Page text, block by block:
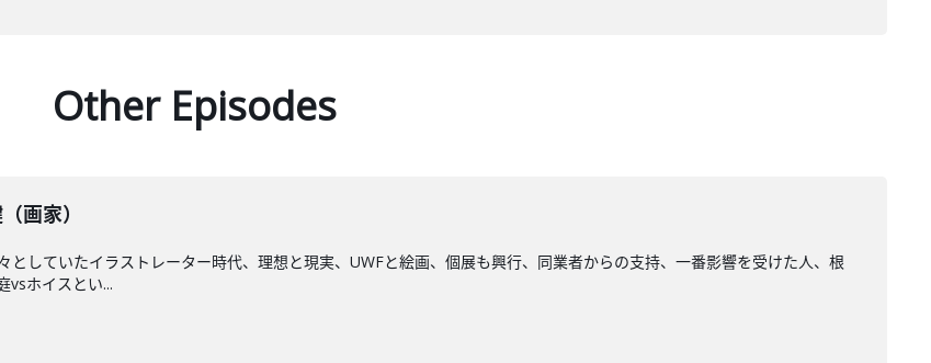
Other Episodes
画家）
としていたイラストレーター時代、理想と現実、UWFと絵画、個展も興行、同業者からの支持、一番影響を受けた人、根
vsホイスとい...